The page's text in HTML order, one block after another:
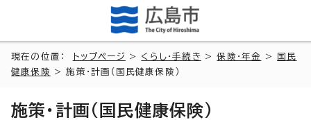
現在の位置： トップページ > くらし・手続き >保険・年金 >
国民
健康保険
> 施策・計画（国民健康保険）
施策・計画（国民健康保険）